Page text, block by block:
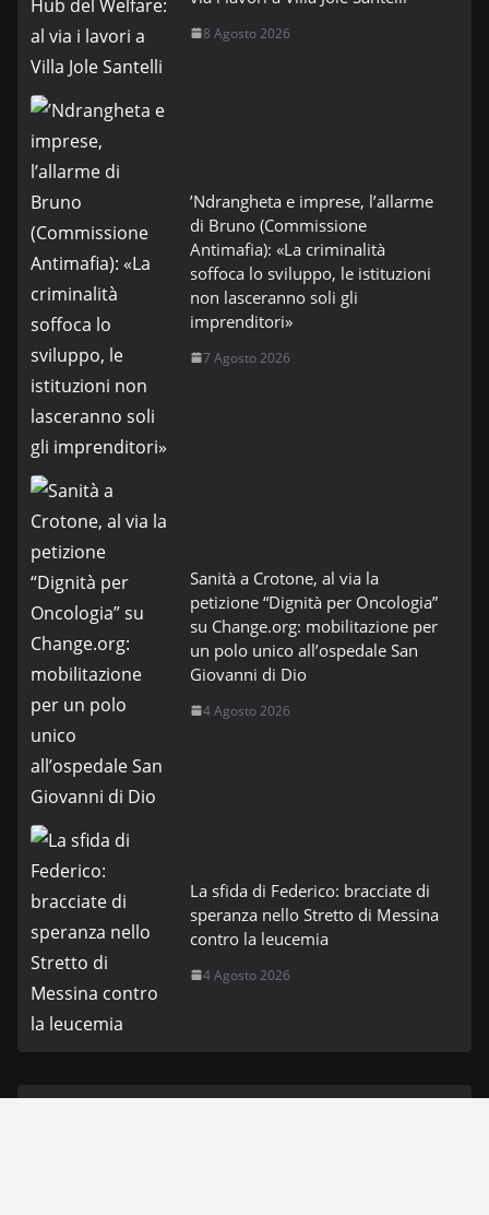
8 Agosto 2026
’Ndrangheta e imprese, l’allarme
di Bruno (Commissione
Antimafia): «La criminalità
soffoca lo sviluppo, le istituzioni
non lasceranno soli gli
imprenditori»
7 Agosto 2026
Sanità a Crotone, al via la
petizione “Dignità per Oncologia”
su Change.org: mobilitazione per
un polo unico all’ospedale San
Giovanni di Dio
4 Agosto 2026
La sfida di Federico: bracciate di
speranza nello Stretto di Messina
contro la leucemia
4 Agosto 2026